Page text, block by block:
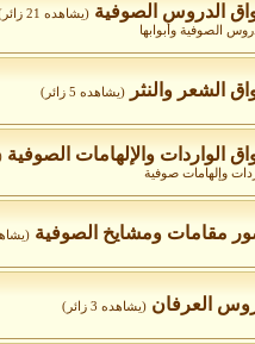
الدروس الصوفية (يشاهده 21 زائر)
الصوفية وأبوابها
الشعر والنثر (يشاهده 5 زائر)
الواردات واﻹلهامات الصوفية
وإلهامات صوفية
مقامات ومشايخ الصوفية (يشاهده
العرفان (يشاهده 3 زائر)